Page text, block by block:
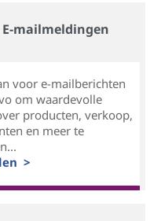
E-mailmeldingen
voor e-mailberichten
om waardevolle
producten, verkoop,
en meer te
>